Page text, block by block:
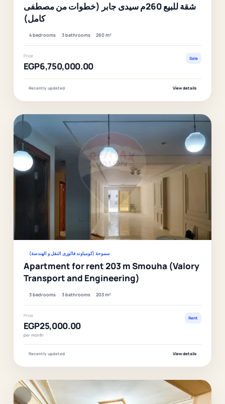
شقة للبيع 260م سيدى جابر (خطوات من مصطفى
كامل)
4 bedrooms 3 bathrooms 260 m²
Price
EGP6,750,000.00
Sale
Recently updated View details
سموحة (كومباوند فالورى النقل و الهندسة)
Apartment for rent 203 m Smouha (Valory
Transport and Engineering)
3 bedrooms 3 bathrooms 203 m²
Price
EGP25,000.00
per month
Rent
Recently updated View details